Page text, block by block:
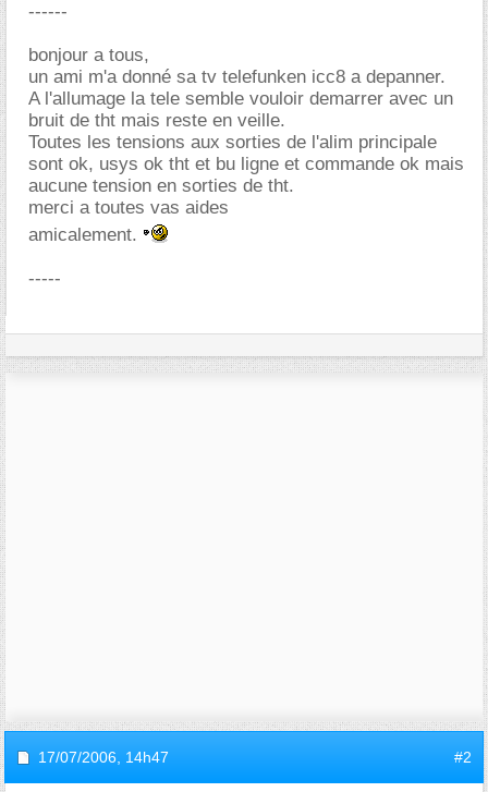
------
bonjour a tous,
un ami m'a donné sa tv telefunken icc8 a depanner.
A l'allumage la tele semble vouloir demarrer avec un
bruit de tht mais reste en veille.
Toutes les tensions aux sorties de l'alim principale
sont ok, usys ok tht et bu ligne et commande ok mais
aucune tension en sorties de tht.
merci a toutes vas aides
amicalement.
-----
17/07/2006, 14h47 #2